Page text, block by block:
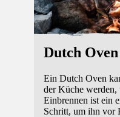
Dutch
Ein Dutch Oven
der Küche
Einbrennen ist ein
Schritt, um ihn vor